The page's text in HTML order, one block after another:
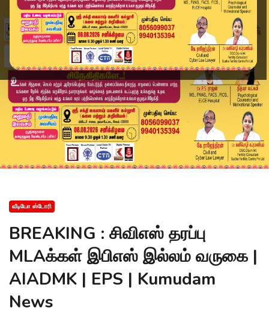
வீடியோ ஸ்டோரி
BREAKING : சிவிஎஸ் தரப்பு
MLAக்கள் இபிஎஸ் இல்லம் வருகை |
AIADMK | EPS | Kumudam
News